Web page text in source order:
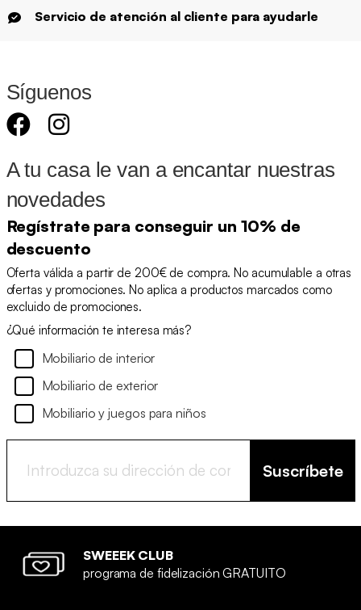
Servicio de atención al cliente para ayudarle
Síguenos
A tu casa le van a encantar nuestras
novedades
Regístrate para conseguir un 10% de
descuento
Oferta válida a partir de 200€ de compra. No acumulable a otras
ofertas y promociones. No aplica a productos marcados como
excluido de promociones.
¿Qué información te interesa más?
Mobiliario de interior
Mobiliario de exterior
Mobiliario y juegos para niños
Suscríbete
SWEEEK CLUB
programa de fidelización GRATUITO